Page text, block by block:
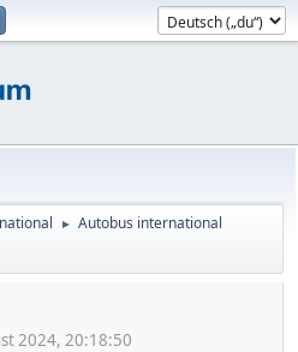
► Autobus international
2024, 20:18:50